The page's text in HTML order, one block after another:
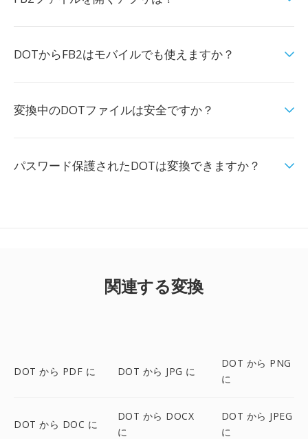
DOTからFB2はモバイルでも使えますか？
変換中のDOTファイルは安全ですか？
パスワード保護されたDOTは変換できますか？
関連する変換
DOT から PDF に DOT から JPG に
DOT から PNG
に
DOT から DOC に
DOT から DOCX
に
DOT から JPEG
に